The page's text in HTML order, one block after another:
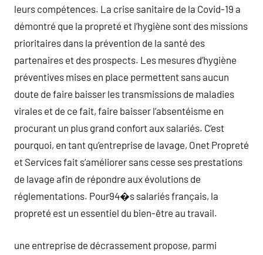
leurs compétences. La crise sanitaire de la Covid-19 a
démontré que la propreté et l’hygiène sont des missions
prioritaires dans la prévention de la santé des
partenaires et des prospects. Les mesures d’hygiène
préventives mises en place permettent sans aucun
doute de faire baisser les transmissions de maladies
virales et de ce fait, faire baisser l’absentéisme en
procurant un plus grand confort aux salariés. C’est
pourquoi, en tant qu’entreprise de lavage, Onet Propreté
et Services fait s’améliorer sans cesse ses prestations
de lavage afin de répondre aux évolutions de
réglementations. Pour94�s salariés français, la
propreté est un essentiel du bien-être au travail.
une entreprise de décrassement propose, parmi